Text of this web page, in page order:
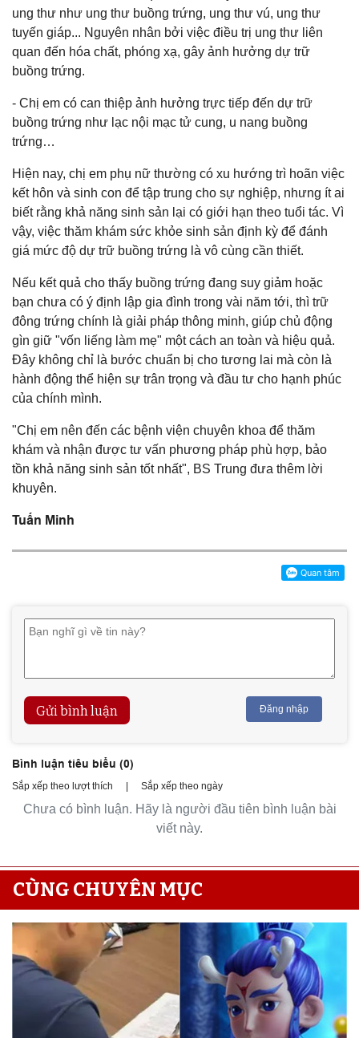
ung thư như ung thư buồng trứng, ung thư vú, ung thư
tuyến giáp... Nguyên nhân bởi việc điều trị ung thư liên
quan đến hóa chất, phóng xạ, gây ảnh hưởng dự trữ
buồng trứng.
- Chị em có can thiệp ảnh hưởng trực tiếp đến dự trữ
buồng trứng như lạc nội mạc tử cung, u nang buồng
trứng…
Hiện nay, chị em phụ nữ thường có xu hướng trì hoãn việc
kết hôn và sinh con để tập trung cho sự nghiệp, nhưng ít ai
biết rằng khả năng sinh sản lại có giới hạn theo tuổi tác. Vì
vậy, việc thăm khám sức khỏe sinh sản định kỳ để đánh
giá mức độ dự trữ buồng trứng là vô cùng cần thiết.
Nếu kết quả cho thấy buồng trứng đang suy giảm hoặc
bạn chưa có ý định lập gia đình trong vài năm tới, thì trữ
đông trứng chính là giải pháp thông minh, giúp chủ động
gìn giữ "vốn liếng làm mẹ" một cách an toàn và hiệu quả.
Đây không chỉ là bước chuẩn bị cho tương lai mà còn là
hành động thể hiện sự trân trọng và đầu tư cho hạnh phúc
của chính mình.
"Chị em nên đến các bệnh viện chuyên khoa để thăm
khám và nhận được tư vấn phương pháp phù hợp, bảo
tồn khả năng sinh sản tốt nhất", BS Trung đưa thêm lời
khuyên.
Tuấn Minh
Gửi bình luận Đăng nhập
Bình luận tiêu biểu (0)
Sắp xếp theo lượt thích Sắp xếp theo ngày
Chưa có bình luận. Hãy là người đầu tiên bình luận bài
viết này.
CÙNG CHUYÊN MỤC